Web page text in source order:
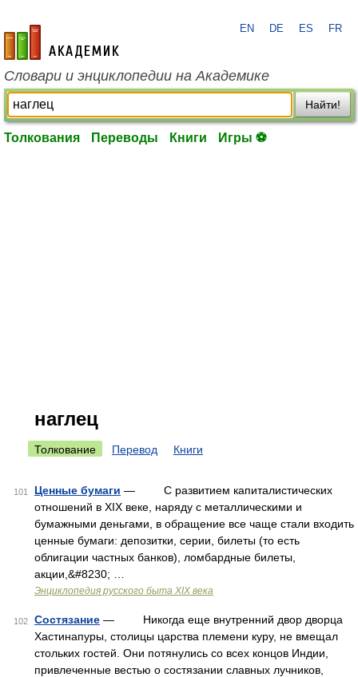
academic.ru
EN DE ES FR
Словари и энциклопедии на Академике
Найти!
Толкования Переводы Книги Игры ⚽
наглец
Толкование Перевод Книги
101 Ценные бумаги — С развитием капиталистических
отношений в XIX веке, наряду с металлическими и
бумажными деньгами, в обращение все чаще стали входить
ценные бумаги: депозитки, серии, билеты (то есть
облигации частных банков), ломбардные билеты,
акции,&#8230; …
Энциклопедия русского быта XIX века
102 Состязание — Никогда еще внутренний двор дворца
Хастинапуры, столицы царства племени куру, не вмещал
стольких гостей. Они потянулись со всех концов Индии,
привлеченные вестью о состязании славных лучников,